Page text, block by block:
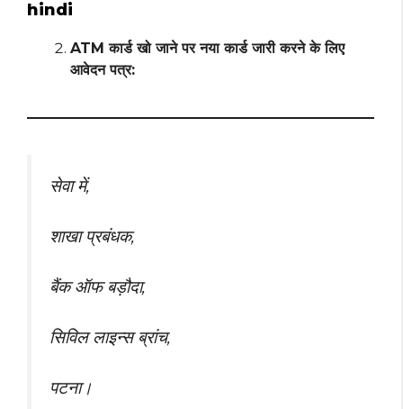
hindi
ATM कार्ड खो जाने पर नया कार्ड जारी करने के लिए
आवेदन पत्र:
सेवा में,
शाखा प्रबंधक,
बैंक ऑफ बड़ौदा,
सिविल लाइन्स ब्रांच,
पटना।